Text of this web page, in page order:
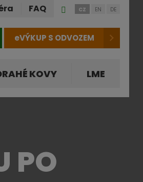
FAQ
eVÝKUP S ODVOZEM
Přihlášení
klienstké
CZ EN DE
KOVY LME
PO